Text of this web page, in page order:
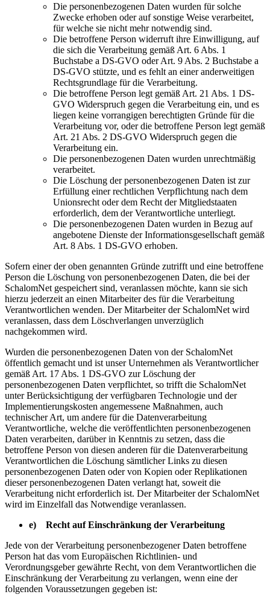
Die personenbezogenen Daten wurden für solche
Zwecke erhoben oder auf sonstige Weise verarbeitet,
für welche sie nicht mehr notwendig sind.
Die betroffene Person widerruft ihre Einwilligung, auf
die sich die Verarbeitung gemäß Art. 6 Abs. 1
Buchstabe a DS-GVO oder Art. 9 Abs. 2 Buchstabe a
DS-GVO stützte, und es fehlt an einer anderweitigen
Rechtsgrundlage für die Verarbeitung.
Die betroffene Person legt gemäß Art. 21 Abs. 1 DS-
GVO Widerspruch gegen die Verarbeitung ein, und es
liegen keine vorrangigen berechtigten Gründe für die
Verarbeitung vor, oder die betroffene Person legt gemäß
Art. 21 Abs. 2 DS-GVO Widerspruch gegen die
Verarbeitung ein.
Die personenbezogenen Daten wurden unrechtmäßig
verarbeitet.
Die Löschung der personenbezogenen Daten ist zur
Erfüllung einer rechtlichen Verpflichtung nach dem
Unionsrecht oder dem Recht der Mitgliedstaaten
erforderlich, dem der Verantwortliche unterliegt.
Die personenbezogenen Daten wurden in Bezug auf
angebotene Dienste der Informationsgesellschaft gemäß
Art. 8 Abs. 1 DS-GVO erhoben.
Sofern einer der oben genannten Gründe zutrifft und eine betroffene
Person die Löschung von personenbezogenen Daten, die bei der
SchalomNet gespeichert sind, veranlassen möchte, kann sie sich
hierzu jederzeit an einen Mitarbeiter des für die Verarbeitung
Verantwortlichen wenden. Der Mitarbeiter der SchalomNet wird
veranlassen, dass dem Löschverlangen unverzüglich
nachgekommen wird.
Wurden die personenbezogenen Daten von der SchalomNet
öffentlich gemacht und ist unser Unternehmen als Verantwortlicher
gemäß Art. 17 Abs. 1 DS-GVO zur Löschung der
personenbezogenen Daten verpflichtet, so trifft die SchalomNet
unter Berücksichtigung der verfügbaren Technologie und der
Implementierungskosten angemessene Maßnahmen, auch
technischer Art, um andere für die Datenverarbeitung
Verantwortliche, welche die veröffentlichten personenbezogenen
Daten verarbeiten, darüber in Kenntnis zu setzen, dass die
betroffene Person von diesen anderen für die Datenverarbeitung
Verantwortlichen die Löschung sämtlicher Links zu diesen
personenbezogenen Daten oder von Kopien oder Replikationen
dieser personenbezogenen Daten verlangt hat, soweit die
Verarbeitung nicht erforderlich ist. Der Mitarbeiter der SchalomNet
wird im Einzelfall das Notwendige veranlassen.
e) Recht auf Einschränkung der Verarbeitung
Jede von der Verarbeitung personenbezogener Daten betroffene
Person hat das vom Europäischen Richtlinien- und
Verordnungsgeber gewährte Recht, von dem Verantwortlichen die
Einschränkung der Verarbeitung zu verlangen, wenn eine der
folgenden Voraussetzungen gegeben ist: